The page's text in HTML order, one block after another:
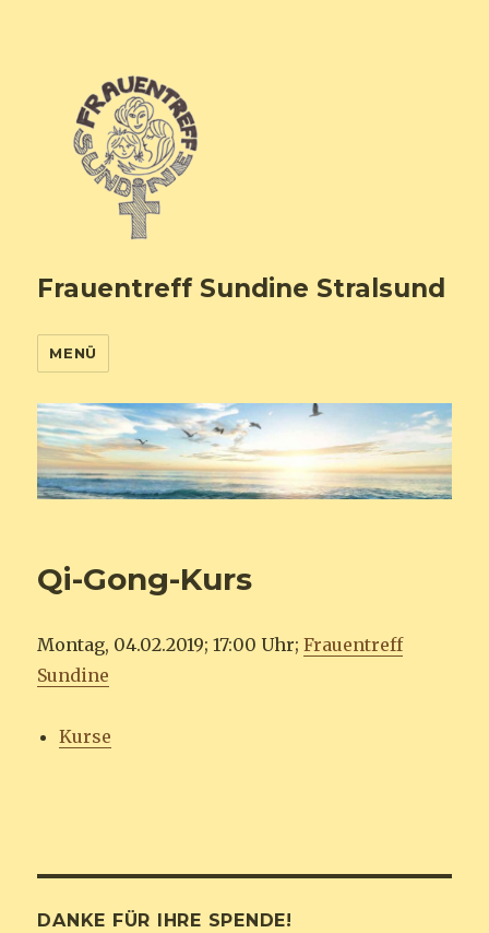
Frauentreff Sundine Stralsund
MENÜ
Qi-Gong-Kurs
Montag, 04.02.2019; 17:00 Uhr;Frauentreff
Sundine
Kurse
DANKE FÜR IHRE SPENDE!